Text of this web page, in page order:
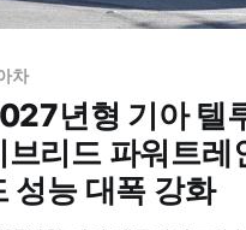
차
년형 기아 텔
브리드 파워트레
성능 대폭 강화